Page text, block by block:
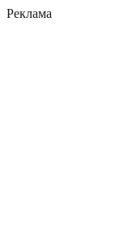
Реклама